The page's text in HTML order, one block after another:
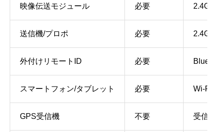
映像伝送モジュール 必要
送信機/プロポ 必要
外付けリモートID 必要
スマートフォン/タブレット 必要 Wi‑Fi/
GPS受信機 不要 受信